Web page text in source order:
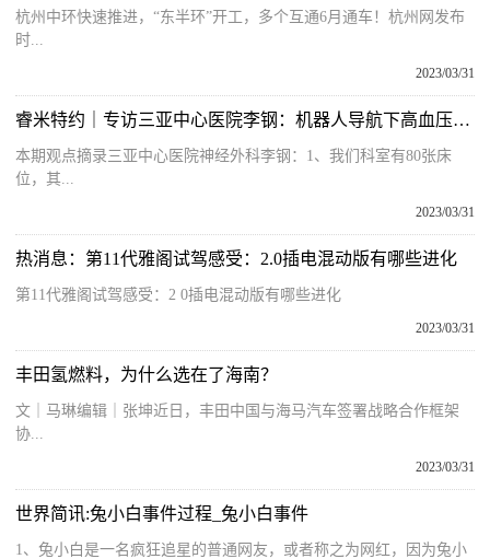
杭州中环快速推进，“东半环”开工，多个互通6月通车！杭州网发布
时...
2023/03/31
睿米特约｜专访三亚中心医院李钢：机器人导航下高血压脑出血内镜手术的开展经验
本期观点摘录三亚中心医院神经外科李钢：1、我们科室有80张床
位，其...
2023/03/31
热消息：第11代雅阁试驾感受：2.0插电混动版有哪些进化
第11代雅阁试驾感受：2 0插电混动版有哪些进化
2023/03/31
丰田氢燃料，为什么选在了海南？
文｜马琳‍编辑｜张坤近日，丰田中国与海马汽车签署战略合作框架
协...
2023/03/31
世界简讯:兔小白事件过程_兔小白事件
1、兔小白是一名疯狂追星的普通网友，或者称之为网红，因为兔小